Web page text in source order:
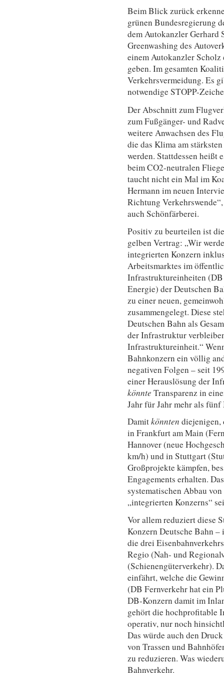
Beim Blick zurück
grünen Bundesregierung
dem Autokanzler Gerhard
Greenwashing des
einem Autokanzler
geben. Im gesamten
Verkehrsvermeidung. Es
notwendige STOPP-
Der Abschnitt zum
zum Fußgänger- und
weitere Anwachsen des
die das Klima am
werden. Stattdessen heißt
beim CO2-neutralen
taucht nicht ein Mal im
Hermann im neuen
Richtung
auch Schönfärberei.
Positiv zu beurteilen ist
gelben Vertrag: „Wir
integrierten Konzern
Arbeitsmarktes im
Infrastruktureinheiten
Energie) der Deutschen
zu einer neuen,
zusammengelegt. Diese
Deutschen Bahn als
der Infrastruktur
Infrastruktureinheit.“
Bahnkonzern ein völlig
negativen Folgen – seit
einer Herauslösung der
könnte Transparenz in
Jahr für Jahr mehr als
Damitkönnten
in Frankfurt am Main
Hannover (neue
km/h) und in Stuttgart
Großprojekte kämpfen,
Engagements erhalten.
systematischen Abbau
„integrierten Konzerns“
Vor allem reduziert diese
Konzern Deutsche Bahn
die drei
Regio (Nah- und
(Schienengüterverkehr).
einfährt, welche die
(DB Fernverkehr hat ein
DB-Konzern damit im
gehört die hochprofitable
operativ, nur noch
Das würde auch den
von Trassen und
zu reduzieren. Was
Bahnverkehr.